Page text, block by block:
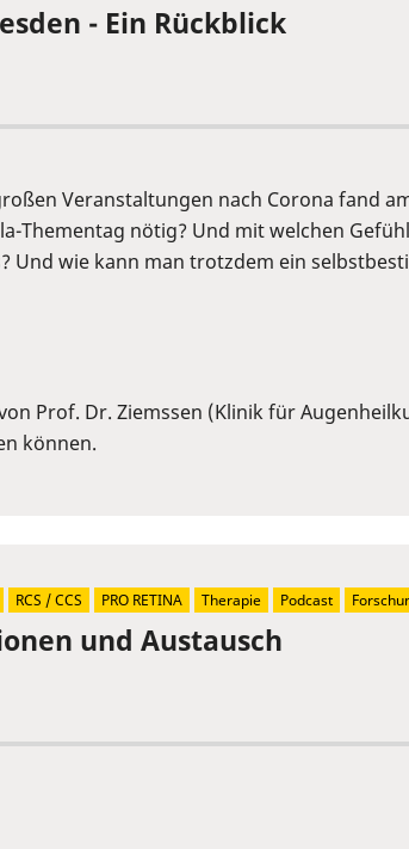
- Ein Rückblick
Veranstaltungen nach Corona fand
Thementag nötig? Und mit welchen
Und wie kann man trotzdem ein
Prof. Dr. Ziemssen (Klinik für
können.
und Austausch
RCS / CCS PRO RETINA Therapie Podcast